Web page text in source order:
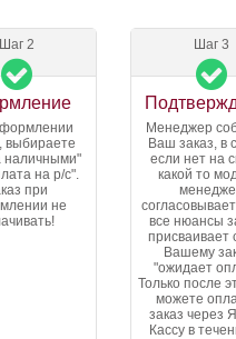
Шаг 2
выбираете
наличными"
на р/с".
при
не
Шаг 3
Менеджер
Ваш заказ, в
если нет на
какой то
все нюансы
присваивает
Вашему
"ожидает
Только после
можете
заказ через
Кассу в